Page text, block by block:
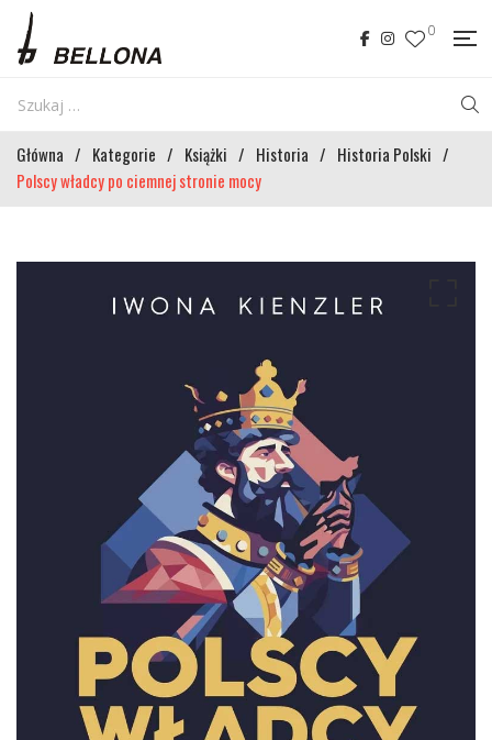
0
Główna / Kategorie / Książki / Historia / Historia Polski /
Polscy władcy po ciemnej stronie mocy